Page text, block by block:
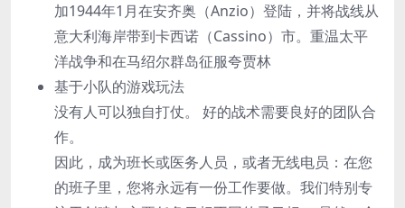
加1944年1月在安齐奥（Anzio）登陆，并将战线从
意大利海岸带到卡西诺（Cassino）市。重温太平
洋战争和在马绍尔群岛征服夸贾林
基于小队的游戏玩法
没有人可以独自打仗。 好的战术需要良好的团队合
作。
因此，成为班长或医务人员，或者无线电员：在您
的班子里，您将永远有一份工作要做。我们特别专